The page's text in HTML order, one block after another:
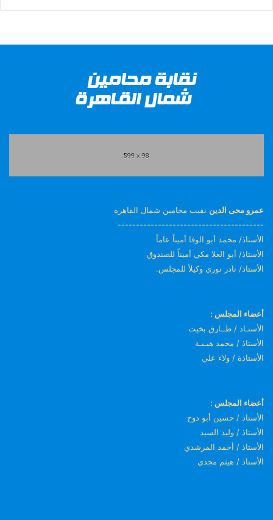
عمرو محى الدين نقيب محامين شمال القاهرة
----------------------------------------
الأستاذ/ محمد أبو الوفا أميناً عاماً
الأستاذ/ أبو العلا مكي أميناً للصندوق
الأستاذ/ نادر نوري وكيلاً للمجلس.
أعضاء المجلس :
الأستـاذ / طــارق بخيت
الأستاذ / محمد هيـبـة
الأستاذة / ولاء علي
أعضاء المجلس :
الأستاذ / حسين أبو دوح
الأستاذ / وليد السيد
الأستاذ / أحمد المرشدي
الأستاذ / هيثم مجدي